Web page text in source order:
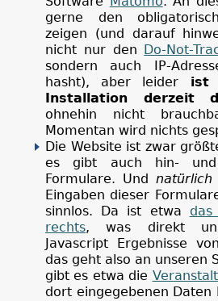
gerne den
zeigen (und darauf
nicht nur den Do-Not-
sondern auch IP-
hasht), aber leider ist
Installation derzeit
ohnehin nicht
Momentan wird nichts
Die Website ist zwar
es gibt auch hin-
Formulare. Undnatürlich
Eingaben dieser
sinnlos. Da ist etwa das
rechts, was direkt
Javascript Ergebnisse
das geht also an unseren
gibt es etwa die
dort eingegebenen Daten